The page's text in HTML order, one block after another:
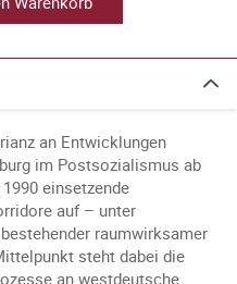
an Entwicklungen
im Postsozialismus ab
einsetzende
auf – unter
raumwirksamer
steht dabei die
an westdeutsche